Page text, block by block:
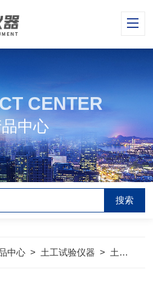
CENTER
中心
中心 > 土工试验仪器 > 土工试验仪器产品